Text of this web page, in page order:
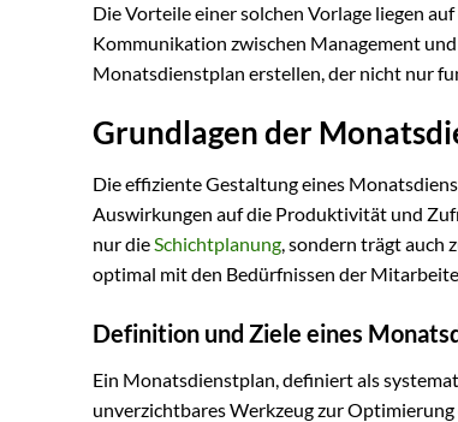
Die Vorteile einer solchen Vorlage liegen
Kommunikation zwischen Management
Monatsdienstplan erstellen, der nicht nur
Grundlagen der
Die effiziente Gestaltung eines
Auswirkungen auf die Produktivität und
nur dieSchichtplanung, sondern trägt auch
optimal mit den Bedürfnissen der
Definition und Ziele eines
Ein Monatsdienstplan, definiert als
unverzichtbares Werkzeug zur